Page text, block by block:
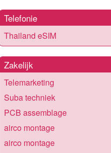
Telefonie
Thailand eSIM
Zakelijk
Telemarketing
Suba techniek
PCB assemblage
airco montage
airco montage